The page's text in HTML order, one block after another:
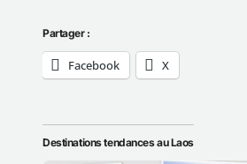
Partager :
Facebook X
Destinations tendances au Laos